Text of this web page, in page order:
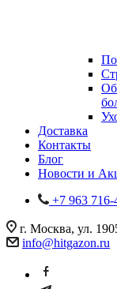
Доставка
Контакты
Блог
Новости и
+7 963 716-
г. Москва, ул.
info@hitgazon.ru